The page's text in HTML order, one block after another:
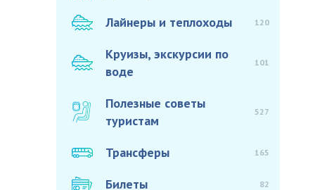
Лайнеры и теплоходы 120
Круизы, экскурсии по
воде
101
Полезные советы
туристам
527
Трансферы 165
Билеты 82